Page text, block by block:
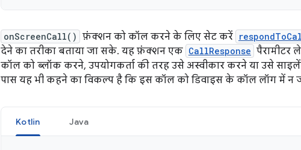
onScreenCall() फ़ंक्शन को कॉल करने के लिए सेट करें
देने का तरीका बताया जा सके. यह फ़ंक्शन एक CallResponse पैरामीटर
कॉल को ब्लॉक करने, उपयोगकर्ता की तरह उसे अस्वीकार करने या उसे
पास यह भी कहने का विकल्प है कि इस कॉल को डिवाइस के कॉल लॉग में न
Kotlin Java